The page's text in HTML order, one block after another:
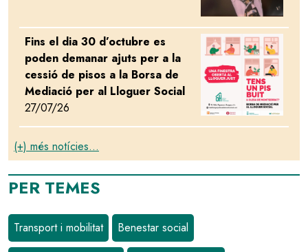
Fins el dia 30 d’octubre es
poden demanar ajuts per a la
cessió de pisos a la Borsa de
Mediació per al Lloguer Social
27/07/26
Image
(+) més notícies...
PER TEMES
Transport i mobilitat Benestar social